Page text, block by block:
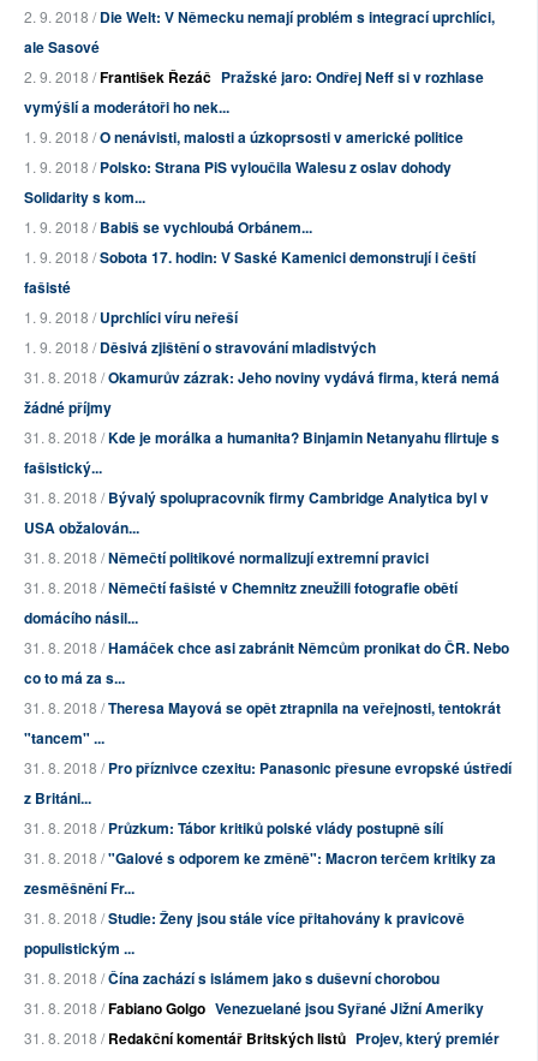
2. 9. 2018 /Die Welt: V Německu nemají problém s integrací uprchlíci,
ale Sasové
2. 9. 2018 /František Řezáč Pražské jaro: Ondřej Neff si v rozhlase
vymýšlí a moderátoři ho nek...
1. 9. 2018 /O nenávisti, malosti a úzkoprsosti v americké politice
1. 9. 2018 /Polsko: Strana PiS vyloučila Walesu z oslav dohody
Solidarity s kom...
1. 9. 2018 /Babiš se vychloubá Orbánem...
1. 9. 2018 /Sobota 17. hodin: V Saské Kamenici demonstrují i čeští
fašisté
1. 9. 2018 /Uprchlíci víru neřeší
1. 9. 2018 /Děsivá zjištění o stravování mladistvých
31. 8. 2018 /Okamurův zázrak: Jeho noviny vydává firma, která nemá
žádné příjmy
31. 8. 2018 /Kde je morálka a humanita? Binjamin Netanyahu flirtuje s
fašistický...
31. 8. 2018 /Bývalý spolupracovník firmy Cambridge Analytica byl v
USA obžalován...
31. 8. 2018 /Němečtí politikové normalizují extremní pravici
31. 8. 2018 /Němečtí fašisté v Chemnitz zneužili fotografie obětí
domácího násil...
31. 8. 2018 /Hamáček chce asi zabránit Němcům pronikat do ČR. Nebo
co to má za s...
31. 8. 2018 /Theresa Mayová se opět ztrapnila na veřejnosti, tentokrát
"tancem" ...
31. 8. 2018 /Pro příznivce czexitu: Panasonic přesune evropské ústředí
z Británi...
31. 8. 2018 /Průzkum: Tábor kritiků polské vlády postupně sílí
31. 8. 2018 /"Galové s odporem ke změně": Macron terčem kritiky za
zesměšnění Fr...
31. 8. 2018 /Studie: Ženy jsou stále více přitahovány k pravicově
populistickým ...
31. 8. 2018 /Čína zachází s islámem jako s duševní chorobou
31. 8. 2018 /Fabiano Golgo Venezuelané jsou Syřané Jižní Ameriky
31. 8. 2018 /Redakční komentář Britských listů Projev, který premiér